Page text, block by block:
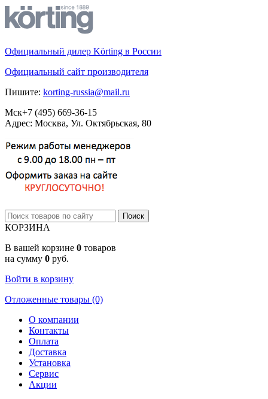
Официальный дилер Körting в России
Официальный сайт производителя
Пишите: korting-russia@mail.ru
Мск+7 (495) 669-36-15
Адрес: Москва, Ул. Октябрьская, 80
КОРЗИНА
В вашей корзине 0 товаров
на сумму 0 руб.
Войти в корзину
Отложенные товары (0)
О компании
Контакты
Оплата
Доставка
Установка
Сервис
Акции